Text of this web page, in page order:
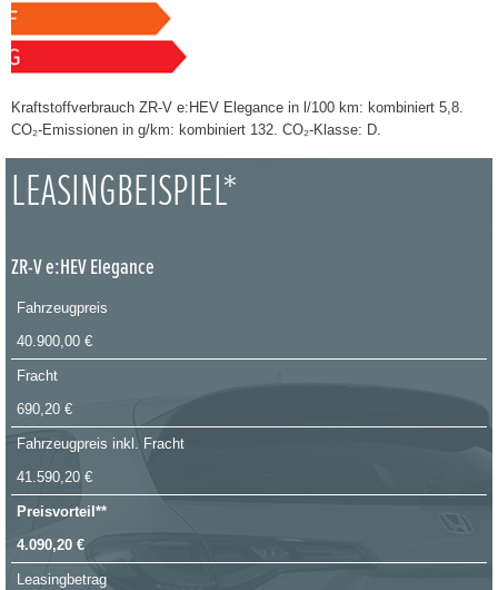
Kraftstoffverbrauch ZR-V e:HEV Elegance in l/100 km: kombiniert 5,8.
CO₂-Emissionen in g/km: kombiniert 132. CO₂-Klasse: D.
LEASINGBEISPIEL*
ZR-V e:HEV Elegance
Fahrzeugpreis
40.900,00 €
Fracht
690,20 €
Fahrzeugpreis inkl. Fracht
41.590,20 €
Preisvorteil**
4.090,20 €
Leasingbetrag